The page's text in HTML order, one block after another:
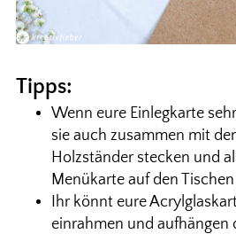
Tipps:
Wenn eure Einlegkarte
sie auch zusammen mit
Holzständer stecken und
Menükarte auf den
Ihr könnt eure
einrahmen und aufhängen